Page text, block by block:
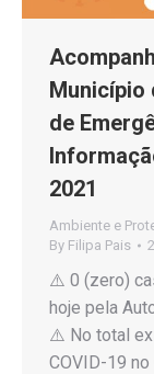
Município
de
2021
Ambiente e
By Filipa Pais
⚠️ 0 (zero)
hoje pela
⚠️ No total
COVID-19